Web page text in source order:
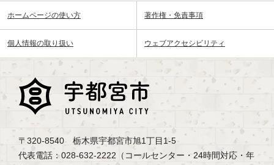
ホームページの使い方 著作権・免責事項
個人情報の取り扱い ウェブアクセシビリティ
〒320-8540 栃木県宇都宮市旭1丁目1-5
代表電話：028-632-2222（コールセンター・24時間対応・年